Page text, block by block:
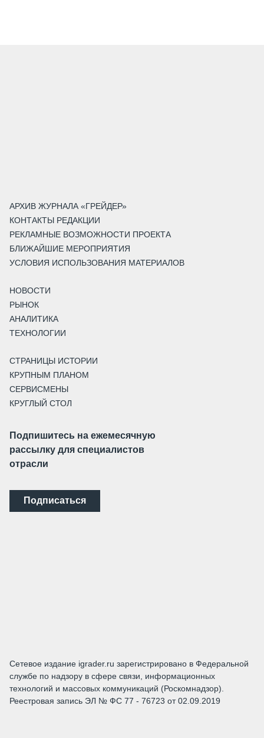
АРХИВ ЖУРНАЛА «ГРЕЙДЕР»
КОНТАКТЫ РЕДАКЦИИ
РЕКЛАМНЫЕ ВОЗМОЖНОСТИ ПРОЕКТА
БЛИЖАЙШИЕ МЕРОПРИЯТИЯ
УСЛОВИЯ ИСПОЛЬЗОВАНИЯ МАТЕРИАЛОВ
НОВОСТИ
РЫНОК
АНАЛИТИКА
ТЕХНОЛОГИИ
СТРАНИЦЫ ИСТОРИИ
КРУПНЫМ ПЛАНОМ
СЕРВИСМЕНЫ
КРУГЛЫЙ СТОЛ
Подпишитесь на ежемесячную
рассылку для специалистов
отрасли
Подписаться
Сетевое издание igrader.ru зарегистрировано в Федеральной
службе по надзору в сфере связи, информационных
технологий и массовых коммуникаций (Роскомнадзор).
Реестровая запись ЭЛ № ФС 77 - 76723 от 02.09.2019